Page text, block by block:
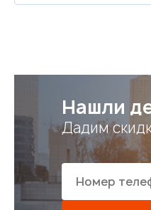
Нашли
Дадим